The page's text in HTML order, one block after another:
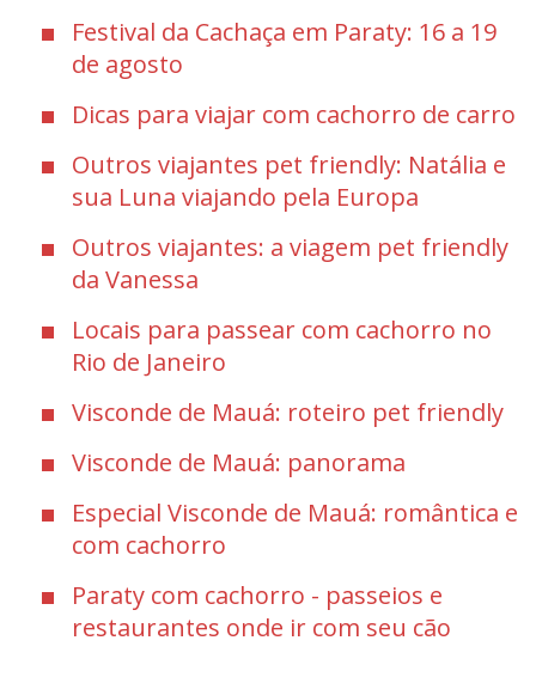
Festival da Cachaça em Paraty: 16 a 19
de agosto
Dicas para viajar com cachorro de carro
Outros viajantes pet friendly: Natália e
sua Luna viajando pela Europa
Outros viajantes: a viagem pet friendly
da Vanessa
Locais para passear com cachorro no
Rio de Janeiro
Visconde de Mauá: roteiro pet friendly
Visconde de Mauá: panorama
Especial Visconde de Mauá: romântica e
com cachorro
Paraty com cachorro - passeios e
restaurantes onde ir com seu cão